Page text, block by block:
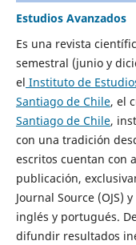
Estudios Avanzados
Es una revista
semestral (junio y
el Instituto de
Santiago de Chile, el
Santiago de Chile,
con una tradición
escritos cuentan con
publicación,
Journal Source (OJS)
inglés y portugués.
difundir resultados